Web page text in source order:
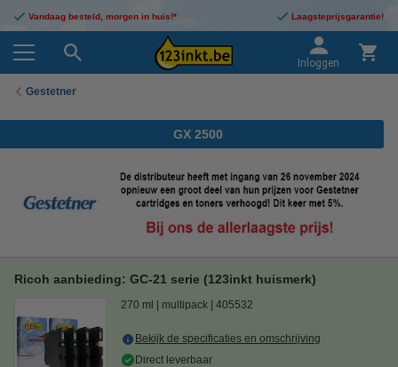
Vandaag besteld, morgen in huis!* Laagsteprijsgarantie!
Inloggen
Gestetner
GX 2500
Ricoh aanbieding: GC-21 serie (123inkt huismerk)
270 ml multipack 405532
Bekijk de specificaties en omschrijving
Direct leverbaar